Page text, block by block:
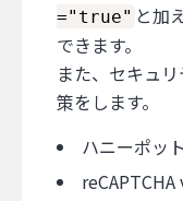
="true" と加
できます。
また、セキュ
策をします。
ハニーポッ